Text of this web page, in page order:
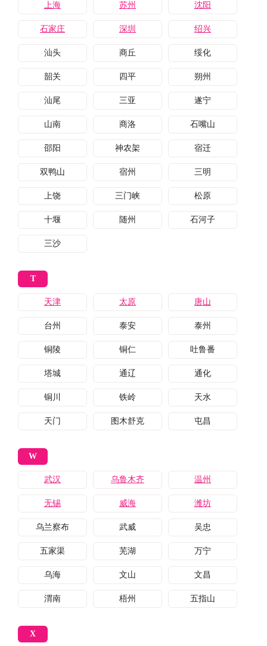
上海 苏州 沈阳
石家庄 深圳 绍兴
汕头 商丘 绥化
韶关 四平 朔州
汕尾 三亚 遂宁
山南 商洛 石嘴山
邵阳 神农架 宿迁
双鸭山 宿州 三明
上饶 三门峡 松原
十堰 随州 石河子
三沙
T
天津 太原 唐山
台州 泰安 泰州
铜陵 铜仁 吐鲁番
塔城 通辽 通化
铜川 铁岭 天水
天门 图木舒克 屯昌
W
武汉 乌鲁木齐 温州
无锡 威海 潍坊
乌兰察布 武威 吴忠
五家渠 芜湖 万宁
乌海 文山 文昌
渭南 梧州 五指山
X